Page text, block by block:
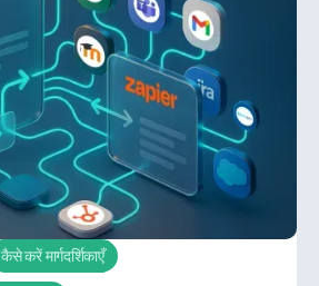
कैसे करें मार्गदर्शिकाएँ